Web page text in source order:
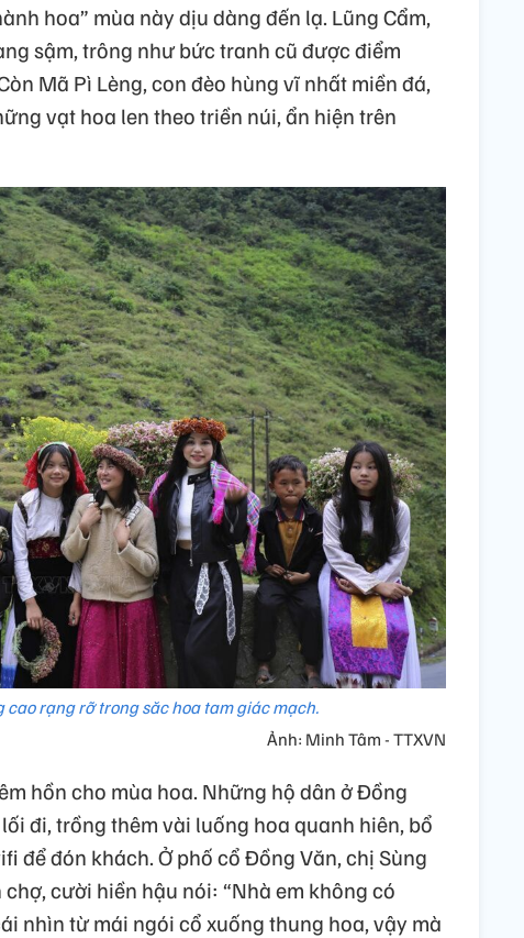
hoa” mùa này dịu dàng đến lạ. Lũng Cẩm,
sậm, trông như bức tranh cũ được điểm
Mã Pì Lèng, con đèo hùng vĩ nhất miền đá,
vạt hoa len theo triền núi, ẩn hiện trên
cao rạng rỡ trong săc hoa tam giác mạch.
Ảnh: Minh Tâm - TTXVN
hồn cho mùa hoa. Những hộ dân ở Đồng
đi, trồng thêm vài luống hoa quanh hiên, bổ
để đón khách. Ở phố cổ Đồng Văn, chị Sùng
cười hiền hậu nói: “Nhà em không có
nhìn từ mái ngói cổ xuống thung hoa, vậy mà